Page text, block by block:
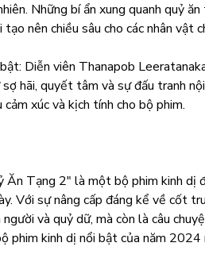
Những bí ẩn xung quanh quỷ
nên chiều sâu cho các nhân vật
Diễn viên Thanapob
hãi, quyết tâm và sự đấu tranh
cảm xúc và kịch tính cho bộ phim.
Ăn Tạng 2" là một bộ phim kinh dị
Với sự nâng cấp đáng kể về cốt
người và quỷ dữ, mà còn là câu
phim kinh dị nổi bật của năm